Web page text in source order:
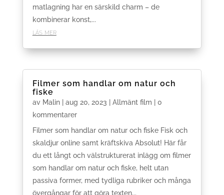
matlagning har en särskild charm – de
kombinerar konst,...
läs mer
Filmer som handlar om natur och
fiske
av Malin| aug 20, 2023 Allmänt film | 0
kommentarer
Filmer som handlar om natur och fiske Fisk och
skaldjur online samt kräftskiva Absolut! Här får
du ett långt och välstrukturerat inlägg om filmer
som handlar om natur och fiske, helt utan
passiva former, med tydliga rubriker och många
övergångar för att göra texten...